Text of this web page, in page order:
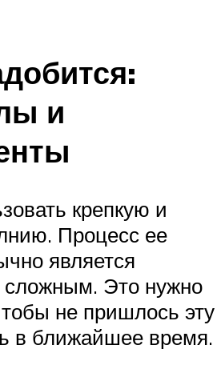
и
крепкую и
Процесс ее
является
сложным. Это нужно
не пришлось эту
в ближайшее время.